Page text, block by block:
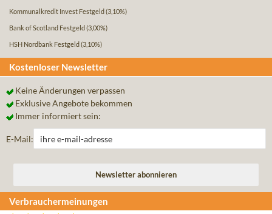
Kommunalkredit Invest Festgeld (3,10%)
Bank of Scotland Festgeld (3,00%)
HSH Nordbank Festgeld (3,10%)
Kostenloser Newsletter
Keine Änderungen verpassen
Exklusive Angebote bekommen
Immer informiert sein:
E-Mail:
Verbrauchermeinungen